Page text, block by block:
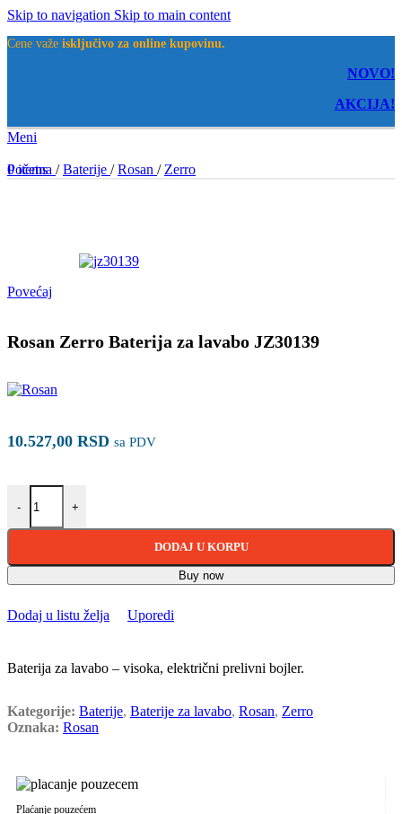
Skip to navigation Skip to main content
Cene važe isključivo za online kupovinu.
NOVO!
AKCIJA!
Meni
0items
Početna / Baterije / Rosan / Zerro
Povećaj
Rosan Zerro Baterija za lavabo JZ30139
10.527,00 RSD sa PDV
-
Rosan Zerro Baterija za lavabo JZ30139 količina
+
DODAJ U KORPU
Buy now
Dodaj u listu želja Uporedi
Baterija za lavabo – visoka, električni prelivni bojler.
Kategorije: Baterije, Baterije za lavabo, Rosan, Zerro
Oznaka: Rosan
Plaćanje pouzećem